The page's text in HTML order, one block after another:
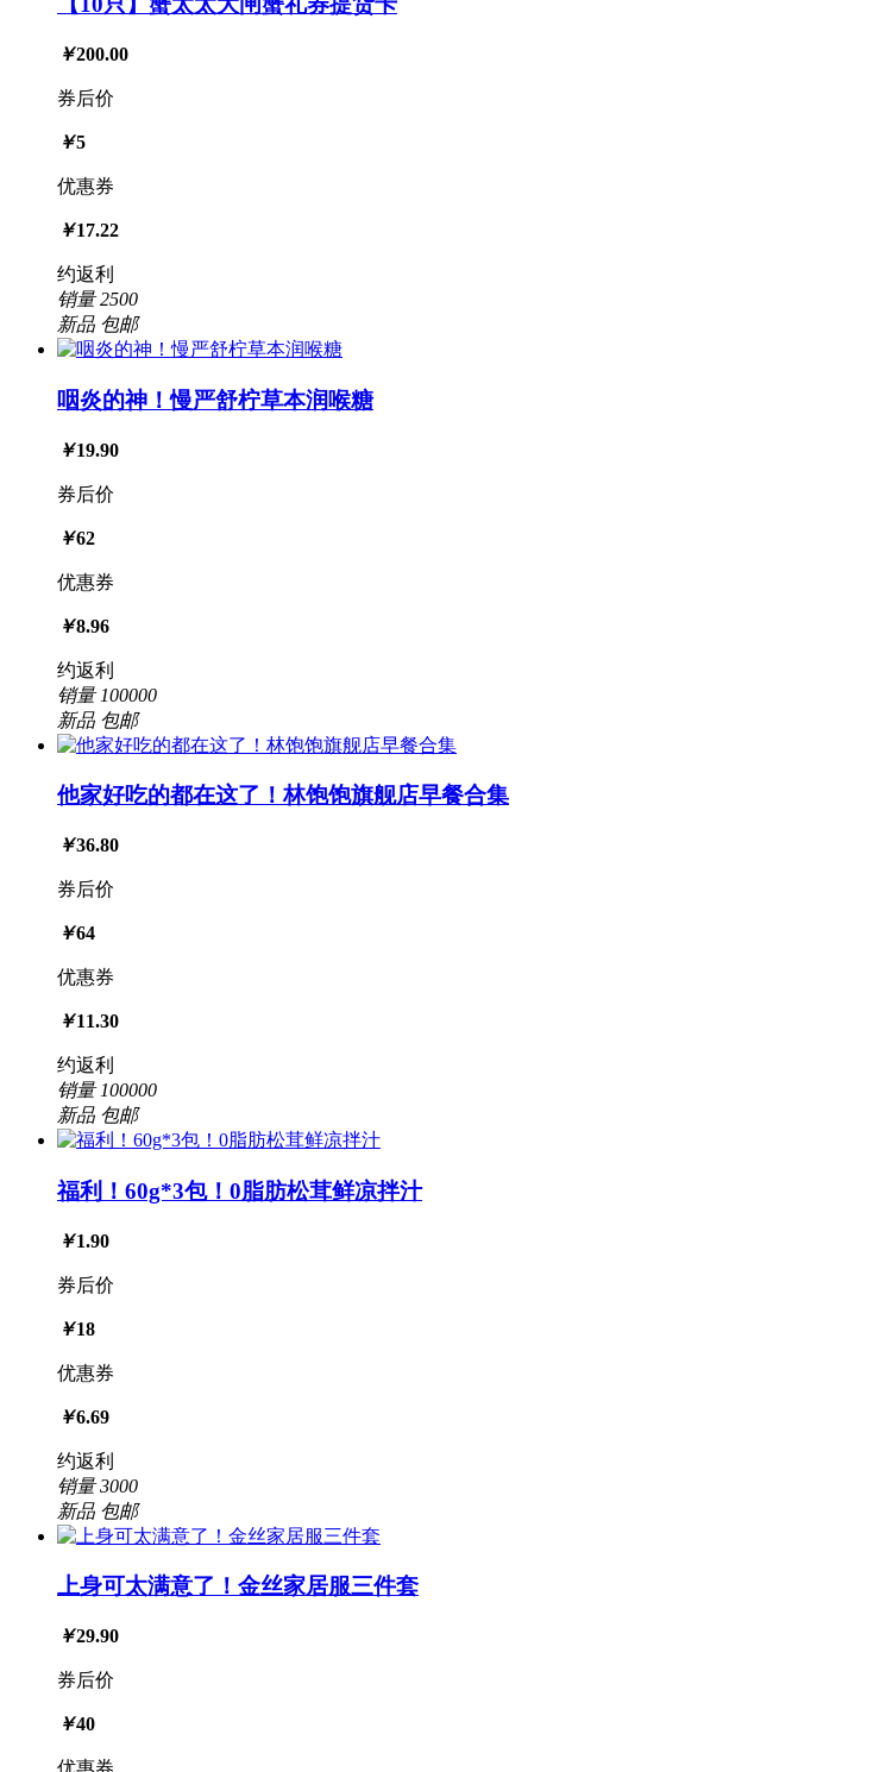
￥200.00
券后价
￥5
优惠券
￥17.22
约返利
销量2500
新品 包邮
咽炎的神！慢严舒柠草本润喉糖
￥19.90
券后价
￥62
优惠券
￥8.96
约返利
销量 100000
新品 包邮
他家好吃的都在这了！林饱饱旗舰店早餐合集
￥36.80
券后价
￥64
优惠券
￥11.30
约返利
销量 100000
新品 包邮
福利！60g*3包！0脂肪松茸鲜凉拌汁
￥1.90
券后价
￥18
优惠券
￥6.69
约返利
销量3000
新品 包邮
上身可太满意了！金丝家居服三件套
￥29.90
券后价
￥40
优惠券